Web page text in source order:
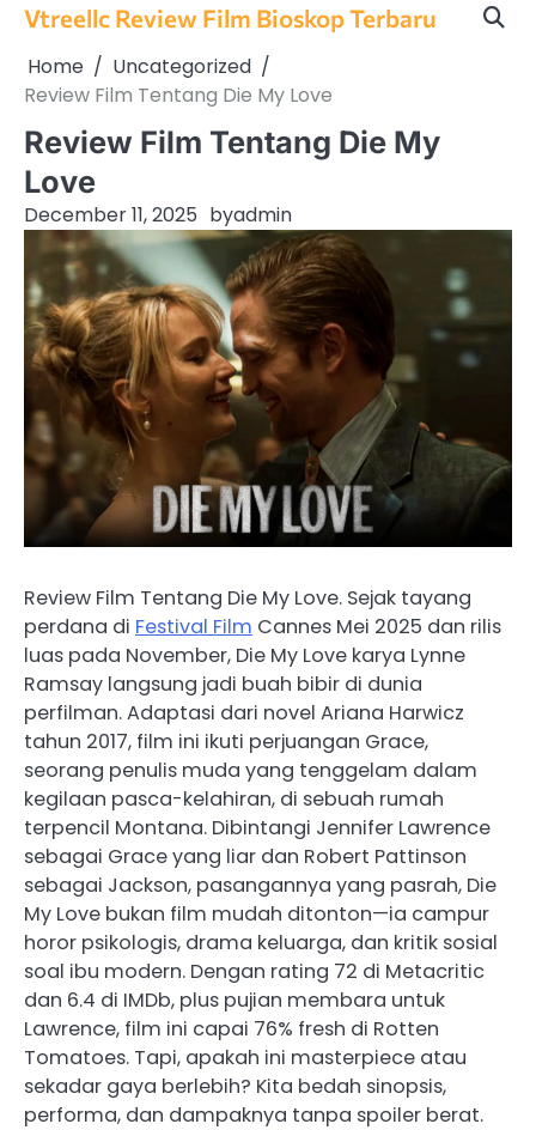
Skip
content
Vtreellc Review Film Bioskop Terbaru
Home
Uncategorized
Review Film Tentang Die My Love
Review Film Tentang Die My
Love
December 11, 2025 byadmin
Review Film Tentang Die My Love. Sejak tayang
perdana di Festival Film Cannes Mei 2025 dan rilis
luas pada November, Die My Love karya Lynne
Ramsay langsung jadi buah bibir di dunia
perfilman. Adaptasi dari novel Ariana Harwicz
tahun 2017, film ini ikuti perjuangan Grace,
seorang penulis muda yang tenggelam dalam
kegilaan pasca-kelahiran, di sebuah rumah
terpencil Montana. Dibintangi Jennifer Lawrence
sebagai Grace yang liar dan Robert Pattinson
sebagai Jackson, pasangannya yang pasrah, Die
My Love bukan film mudah ditonton—ia campur
horor psikologis, drama keluarga, dan kritik sosial
soal ibu modern. Dengan rating 72 di Metacritic
dan 6.4 di IMDb, plus pujian membara untuk
Lawrence, film ini capai 76% fresh di Rotten
Tomatoes. Tapi, apakah ini masterpiece atau
sekadar gaya berlebih? Kita bedah sinopsis,
performa, dan dampaknya tanpa spoiler berat.